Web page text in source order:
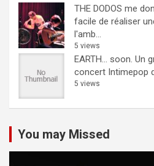
THE DODOS me
facile de réaliser
l'amb...
5 views
EARTH… soon. Un
concert Intimepop
5 views
You may Missed